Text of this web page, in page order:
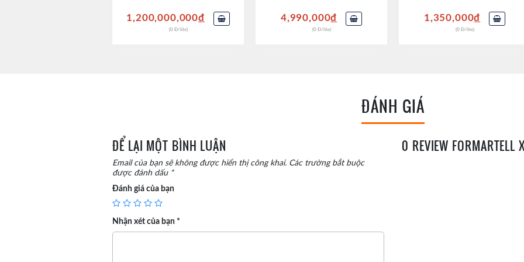
sồi hạt mịn này truyền cho Cognac của họ thứ tannin mượt mà cùng sự kết hợp nhẹ nhàng hơn đến từ những lớp hương
1,200,000,000đ
(0 Đ/lite)
4,990,000đ
(0 Đ/lite)
1,350,000đ
(0 Đ/lite)
ĐÁNH GIÁ
ĐỂ LẠI MỘT BÌNH LUẬN
Email của bạn sẽ không được hiển thị công khai. Các trường bắt buộc
được đánh dấu *
Đánh giá của bạn
Nhận xét của bạn *
0 REVIEW FORMARTELL